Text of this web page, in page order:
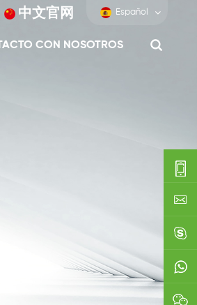
中文官网 Español
CON NOSOTROS
0086-
0592-